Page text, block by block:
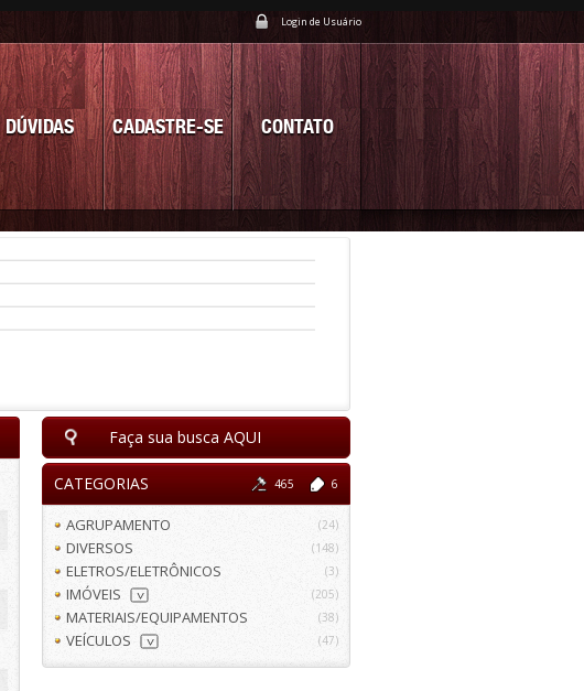
Login de Usuário
CONTATO
CADASTRE-SE
DÚVIDAS
Faça sua busca AQUI
CATEGORIAS 465 6
AGRUPAMENTO (24)
DIVERSOS (148)
ELETROS/ELETRÔNICOS (3)
IMÓVEIS > (205)
MATERIAIS/EQUIPAMENTOS (38)
VEÍCULOS > (47)